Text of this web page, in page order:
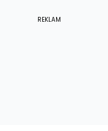
REKLAM